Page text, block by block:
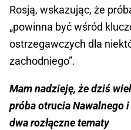
Rosją, wskazując, że
„powinna być wśród
ostrzegawczych dla
zachodniego”.
Mam nadzieję, że dziś
próba otrucia Nawalnego
dwa rozłączne tematy